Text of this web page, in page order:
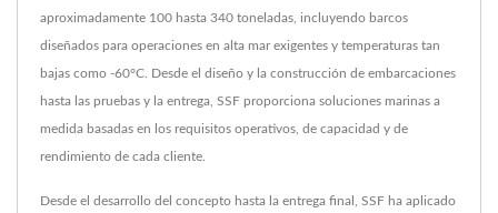
aproximadamente 100 hasta 340 toneladas, incluyendo barcos
diseñados para operaciones en alta mar exigentes y temperaturas tan
bajas como -60°C. Desde el diseño y la construcción de embarcaciones
hasta las pruebas y la entrega, SSF proporciona soluciones marinas a
medida basadas en los requisitos operativos, de capacidad y de
rendimiento de cada cliente.
Desde el desarrollo del concepto hasta la entrega final, SSF ha aplicado